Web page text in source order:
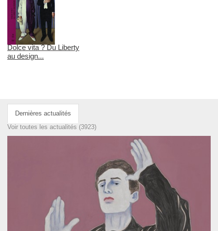
Dolce vita ? Du Liberty
au design...
Dernières actualités
Voir toutes les actualités (3923)